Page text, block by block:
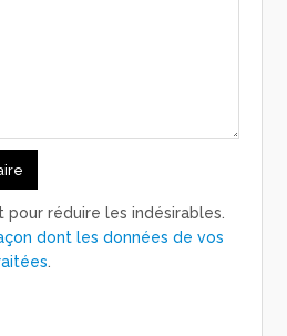
pour réduire les indésirables.
dont les données de vos
.